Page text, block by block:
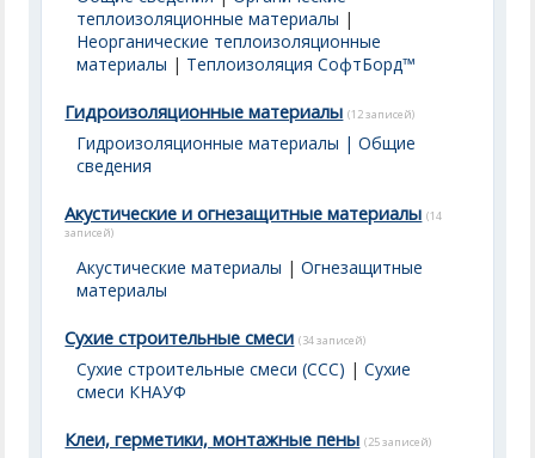
теплоизоляционные материалы |
Неорганические теплоизоляционные
материалы | Теплоизоляция СофтБорд™
Гидроизоляционные материалы (12 записей)
Гидроизоляционные материалы | Общие
сведения
Акустические и огнезащитные материалы (14
записей)
Акустические материалы |Огнезащитные
материалы
Сухие строительные смеси (34 записей)
Сухие строительные смеси (ССС) |Сухие
смеси КНАУФ
Клеи, герметики, монтажные пены (25 записей)